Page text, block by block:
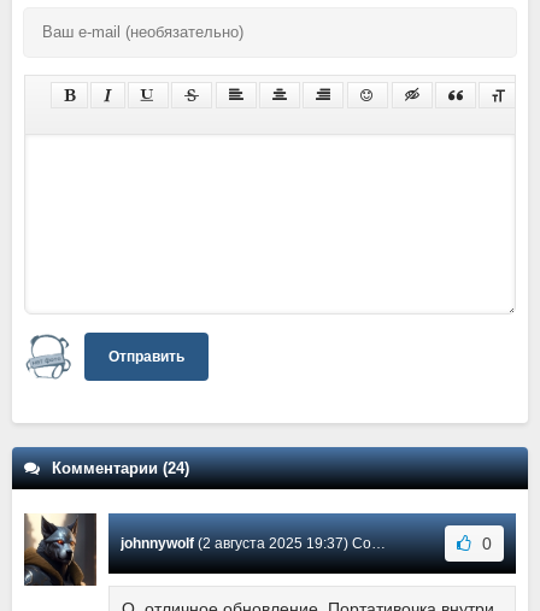
Отправить
Комментарии (24)
johnnywolf(2 августа 2025 19:37) Сообщение #24 0